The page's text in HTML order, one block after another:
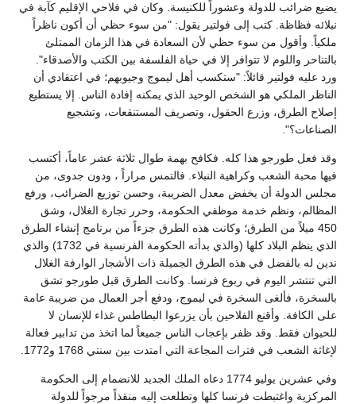
يضيع ضرائب للدولة وعشوراً للكنيسة. وكان في فلاحي الإقليم كآبة في
نبلائه فظاظة. كتب إلى فولتير يقول: "من سوء حظي أن أكون ناظراً
ملكياً. وأقول من سوء حظي لأن السعادة في هذا الزمان الممتلئ
بالتناحر واللوم لا تتوافر إلا في حياة الفلسفة بين الكتب والأصدقاء".
ورد عليه فولتير قائلاً: "ستكسب أهل ليموج وجيوبهم؛ في اعتقادي أن
الناظر الملكي هو الشخص الوحيد الذي يمكنه إفادة الناس. إلا يستطيع
إصلاح الطرق، وزرع الحقول، وتصريف المستنقعات، وتشجيع
الصناعات؟".
وقد فعل طورجو هذا كله. فكافح بهمة طوال ثلاثة عشر عاماً، أكتسب
فيها محبة الشعب وكراهية النبلاء. فالتمس مراراً ، ودون جدوى، من
مجلس الدولة أن يخفض معدل الضريبة، وحسن توزيع الضرائب، ورفع
المظالم، ونظم خدمة موظفي الحكومة، وحرر تجارة الغلال، وشق
450 ميلاً من الطرق؛ وكانت هذه الطرق جزءاً من برنامج إنشاء الطرق
الذي ينظم البلاد كلها (والذي بدأته الحكومة الفرنسية في 1732) والذي
ندين له بالفضل في هذه الطرق الجميلة ذات الأشجار الوارفة الغلال
التي تنتشر اليوم في ربوع فرنسا. وكانت الطرق قبل طورجو تشق
بالسخرة، فألغى السخرة في ليموج، ودفع أجر العمال من ضريبة عامة
على الكافة. وأقنع الفلاحين بأن يزرعوا البطاطس غذاء للإنسان لا
للحيوان فقط. وقد ظفر بإعجاب الناس جميعاً لما اتخذ من تدابير فعالة
لإغاثة الشعب في فترات المجاعة التي امتدت بين سنتي 1768 و1772.
وفي عشرين يوليو 1774 دعاه الملك الجديد للانضمام إلى الحكومة
المركزية واغتبطت فرنسا كلها وتطلعت إليه منقذاً مرجواً للدولة